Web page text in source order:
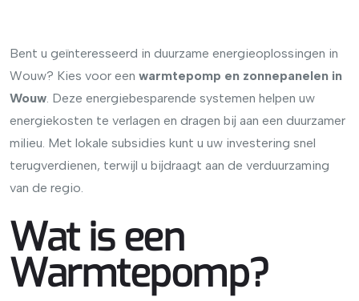
Bent u geïnteresseerd in duurzame energieoplossingen in
Wouw? Kies voor een warmtepomp en zonnepanelen in
Wouw. Deze energiebesparende systemen helpen uw
energiekosten te verlagen en dragen bij aan een duurzamer
milieu. Met lokale subsidies kunt u uw investering snel
terugverdienen, terwijl u bijdraagt aan de verduurzaming
van de regio.
Wat is een
Warmtepomp?